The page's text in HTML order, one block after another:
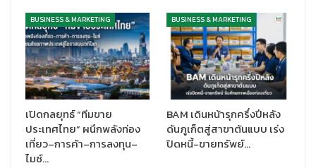
เตรียมไว้ให้ ทำความสะอาดพื้นผิวภายใน และบริเวณร้าน รวมถึง
จุดสัมผัสร่วมต่างๆ แล้ว เราตระหนักดีว่า การแพร่ระบาดครั้งนี้มีความ
รุนแรงกว่าทุกครั้งที่ผ่านมา เพื่อรองรับความเสี่ยงที่อาจจะเกิดขึ้นบริษัท
ได้กำหนดแนวปฏิบัติชัดเจนกรณีพบว่ามีผู้ติดเชื้อมาใช้บริการ หรือ
แม้แต่เหตุการณ์นั้นเกิดขึ้นกับพนักงานเอง โดยเมื่อได้รับการยืนยันแล้ว
จะปิดให้บริการร้านสาขาดังกล่าวทันทีเพื่อทำความสะอาดฆ่าเชื้อ ตาม
มาตรฐานความปลอดภัยของกระทรวงสาธารณสุข และคัดกรอง
พนักงานกลุ่มเสี่ยงเข้าดำเนินการตรวจเชื้อ และกักตัวเป็นเวลา 14 วัน
โดยผลัดเปลี่ยนพนักงานชุดใหม่มาปฏิบัติหน้าที่แทนทั้งหมดเมื่อร้าน
BUSINESS & MARKETING
เปิดกลยุทธ์ “ทีมขาย
ประเทศไทย” ผนึกพลังท่อง
เที่ยว–การค้า–การลงทุน–
ไมซ์…
BUSINESS & MARKETING
BAM เดินหน้ารุกครึ่งปีหลัง
ดันภูเก็ตสู่สาขาต้นแบบ เร่ง
ปิดหนี้-ขายทรัพย์…